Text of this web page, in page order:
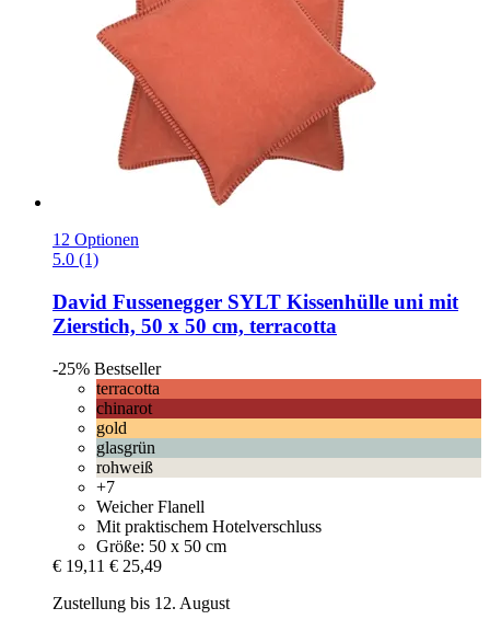
12 Optionen
5.0 (1)
David Fussenegger SYLT Kissenhülle uni mit
Zierstich, 50 x 50 cm, terracotta
-25% Bestseller
terracotta
chinarot
gold
glasgrün
rohweiß
+7
Weicher Flanell
Mit praktischem Hotelverschluss
Größe: 50 x 50 cm
€ 19,11 € 25,49
Zustellung bis 12. August